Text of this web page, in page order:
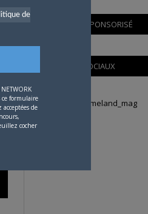
CONTENU SPONSORISÉ
RÉSEAUX SOCIAUX
Tweets by Animeland_mag
de
formulaire
de
cocher